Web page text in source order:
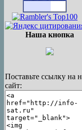
Наша кнопка
Поставьте ссылку на
сайт: